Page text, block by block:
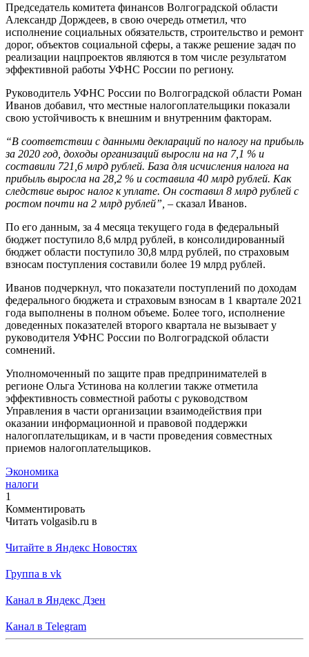
Председатель комитета финансов Волгоградской области
Александр Дорждеев, в свою очередь отметил, что
исполнение социальных обязательств, строительство и ремонт
дорог, объектов социальной сферы, а также решение задач по
реализации нацпроектов являются в том числе результатом
эффективной работы УФНС России по региону.
Руководитель УФНС России по Волгоградской области Роман
Иванов добавил, что местные налогоплательщики показали
свою устойчивость к внешним и внутренним факторам.
“В соответствии с данными деклараций по налогу на прибыль
за 2020 год, доходы организаций выросли на на 7,1 % и
составили 721,6 млрд рублей. База для исчисления налога на
прибыль выросла на 28,2 % и составила 40 млрд рублей. Как
следствие вырос налог к уплате. Он составил 8 млрд рублей с
ростом почти на 2 млрд рублей”, – сказал Иванов.
По его данным, за 4 месяца текущего года в федеральный
бюджет поступило 8,6 млрд рублей, в консолидированный
бюджет области поступило 30,8 млрд рублей, по страховым
взносам поступления составили более 19 млрд рублей.
Иванов подчеркнул, что показатели поступлений по доходам
федерального бюджета и страховым взносам в 1 квартале 2021
года выполнены в полном объеме. Более того, исполнение
доведенных показателей второго квартала не вызывает у
руководителя УФНС России по Волгоградской области
сомнений.
Уполномоченный по защите прав предпринимателей в
регионе Ольга Устинова на коллегии также отметила
эффективность совместной работы с руководством
Управления в части организации взаимодействия при
оказании информационной и правовой поддержки
налогоплательщикам, и в части проведения совместных
приемов налогоплательщиков.
Экономика
налоги
1
Комментировать
Читать volgasib.ru в
Читайте в Яндекс Новостях
Группа в vk
Канал в Яндекс Дзен
Канал в Telegram